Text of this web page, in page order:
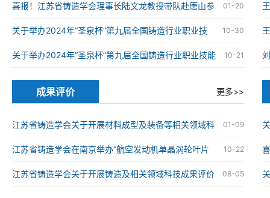
01-20
喜报！江苏省铸造学会理事长陆文龙教授带队赴唐山参
加第九届全国铸造行业职业技能竞赛并获奖 10-30
关于举办2024年“圣泉杯”第九届全国铸造行业职业技
能竞赛的通知 10-21
关于举办2024年“圣泉杯”第九届全国铸造行业职业技能
竞赛的通知
成果评价 更多>>
01-09
江苏省铸造学会关于开展材料成型及装备等相关领域科
技成果评价工作的通知 10-22
江苏省铸造学会在南京举办“航空发动机单晶涡轮叶片
仿生结构设计与精准制造技术”科技成果评价会 08-05
江苏省铸造学会关于开展铸造及相关领域科技成果评价